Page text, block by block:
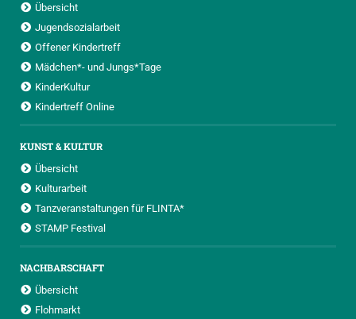
Übersicht
Jugendsozialarbeit
Offener Kindertreff
Mädchen*- und Jungs*Tage
KinderKultur
Kindertreff Online
KUNST & KULTUR
Übersicht
Kulturarbeit
Tanzveranstaltungen für FLINTA*
STAMP Festival
NACHBARSCHAFT
Übersicht
Flohmarkt